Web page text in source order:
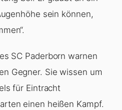
sein können,
SC Paderborn warnen
Gegner. Sie wissen um
für Eintracht
einen heißen Kampf.